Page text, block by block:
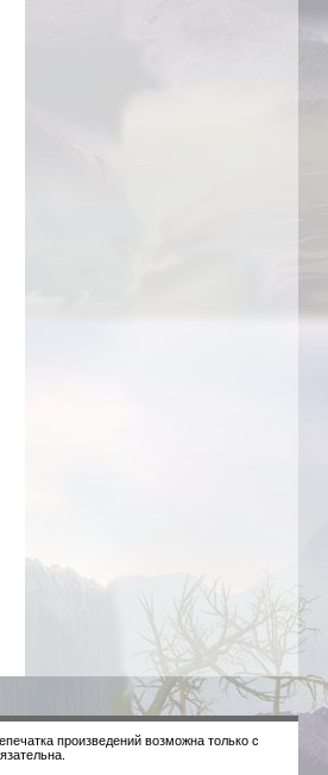
произведений возможна только с